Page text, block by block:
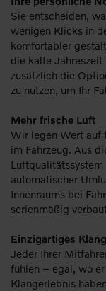
Sie entscheiden,
wenigen Klicks in
komfortabler
die kalte
zusätzlich die
zu nutzen, um Ihr
Mehr frische Luft
Wir legen Wert auf
im Fahrzeug. Aus
automatischer
Innenraums bei
serienmäßig
Einzigartiges
Jeder Ihrer
fühlen – egal, wo
Klangerlebnis